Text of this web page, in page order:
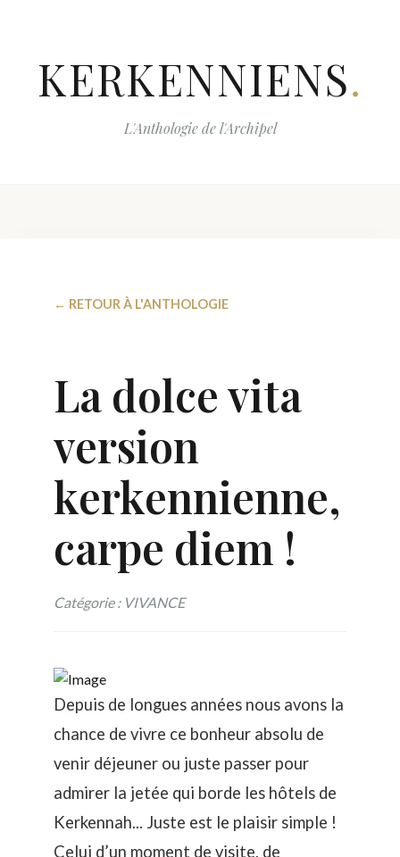
KERKENNIENS.
L'Anthologie de l'Archipel
← RETOUR À L'ANTHOLOGIE
La dolce vita
version
kerkennienne,
carpe diem !
Catégorie : VIVANCE
Depuis de longues années nous avons la
chance de vivre ce bonheur absolu de
venir déjeuner ou juste passer pour
admirer la jetée qui borde les hôtels de
Kerkennah... Juste est le plaisir simple !
Celui d’un moment de visite, de